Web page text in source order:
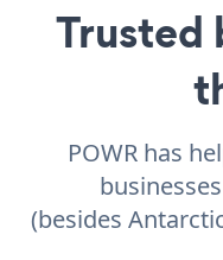
Trusted
POWR has
(besides